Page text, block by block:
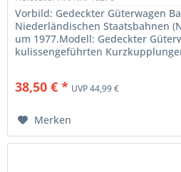
Vorbild: Gedeckter Güterwagen
Niederländischen Staatsbahnen
um 1977.Modell: Gedeckter
kulissengeführten
38,50 € * UVP 44,99 €
Merken